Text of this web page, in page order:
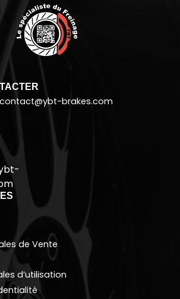
ybt-brakes.com
de Vente
d’utilisation